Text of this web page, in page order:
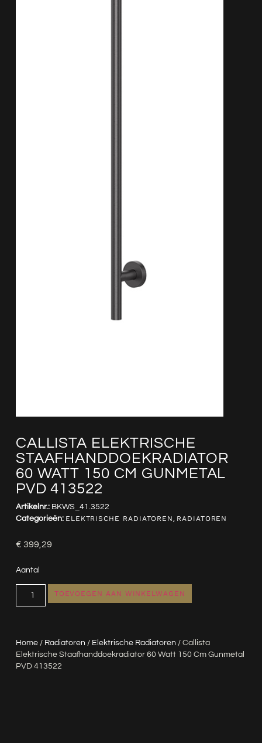
CALLISTA ELEKTRISCHE
STAAFHANDDOEKRADIATOR
60 WATT 150 CM GUNMETAL
PVD 413522
Home/ Radiatoren / Elektrische Radiatoren / Callista
Elektrische Staafhanddoekradiator 60 Watt 150 Cm Gunmetal
PVD 413522
Artikelnr.: BKWS_41.3522
Categorieën: ELEKTRISCHE RADIATOREN, RADIATOREN
€ 399,29
Aantal
TOEVOEGEN AAN WINKELWAGEN